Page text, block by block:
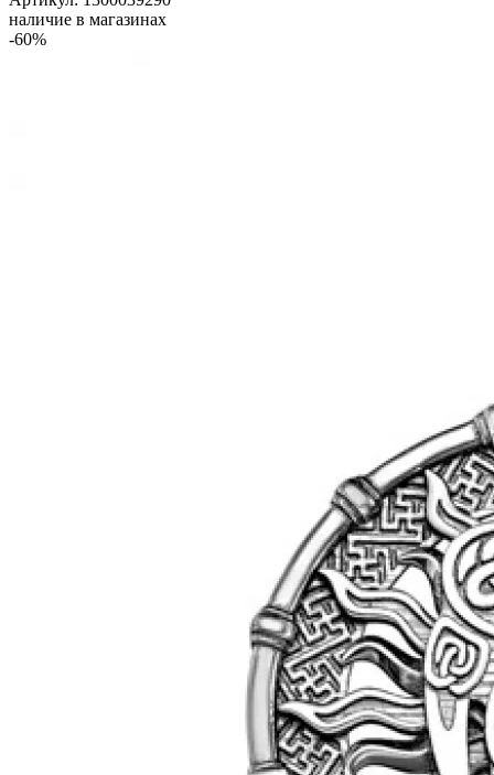
наличие в магазинах
-60%